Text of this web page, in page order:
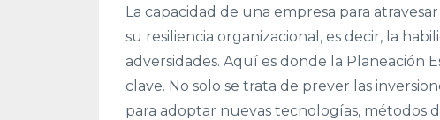
La capacidad de una empresa para
su resiliencia organizacional, es decir, la
adversidades. Aquí es donde la Planeación
clave. No solo se trata de prever las
para adoptar nuevas tecnologías, métodos